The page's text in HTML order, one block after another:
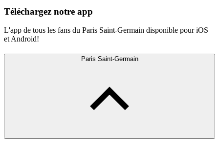
Téléchargez notre app
L'app de tous les fans du Paris Saint-Germain disponible pour iOS
et Android!
Paris Saint-Germain